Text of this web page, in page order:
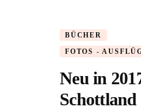
BÜCHER
FOTOS -
Neu in